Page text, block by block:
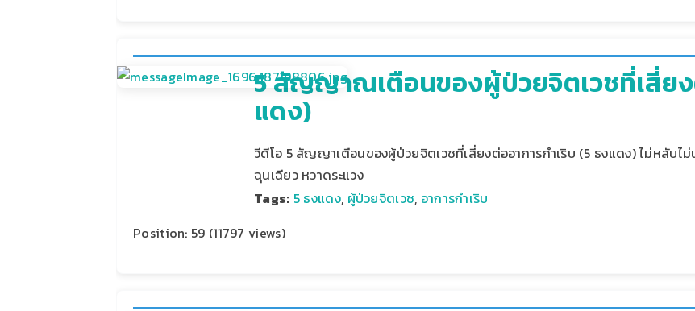
5 สัญญาณเตือนของผู้ป่วยจิตเวชที่เสี่ยง
แดง)
วีดีโอ 5 สัญญาเตือนของผู้ป่วยจิตเวชที่เสี่ยงต่ออาการกำเริบ (5 ธงแดง) ไม่หลับไ
ฉุนเฉียว หวาดระแวง
Tags: 5 ธงแดง, ผู้ป่วยจิตเวช, อาการกำเริบ
Position: 59 (11797 views)